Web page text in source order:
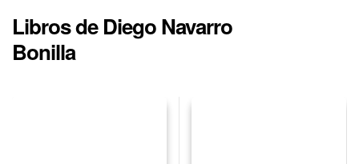
Libros de Diego Navarro
Bonilla